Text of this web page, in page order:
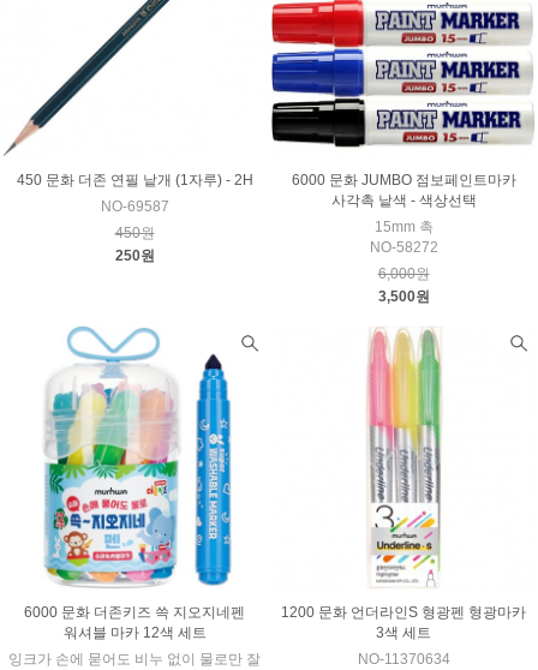
450 문화 더존 연필 낱개 (1자루) - 2H
NO-69587
450원
250원
6000 문화 JUMBO 점보페인트마카
사각촉 낱색 - 색상선택
15mm 촉
NO-58272
6,000원
3,500원
6000 문화 더존키즈 쓱 지오지네펜
워셔블 마카 12색 세트
잉크가 손에 묻어도 비누 없이 물로만 잘
1200 문화 언더라인S 형광펜 형광마카
3색 세트
NO-11370634